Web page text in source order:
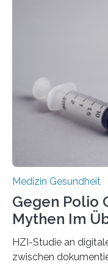
Dringend benötigt
nur
Gewebe
Hertie-Institut für
Universitätsklinikum
Schwachstelle im
Medulloblastoms
Stiftung
Medizin Gesundheit
Gegen Polio
Mythen Im
HZI-Studie an
zwischen